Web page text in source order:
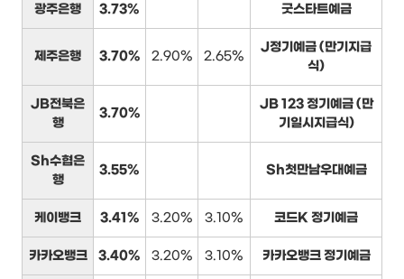
광주은행 3.73% 굿스타트예금
제주은행 3.70% 2.90% 2.65%
J정기예금 (만기지급
식)
JB전북은
행
3.70%
JB 123 정기예금 (만
기일시지급식)
Sh수협은
행
3.55% Sh첫만남우대예금
케이뱅크 3.41% 3.20% 3.10% 코드K 정기예금
카카오뱅크 3.40% 3.20% 3.10% 카카오뱅크 정기예금